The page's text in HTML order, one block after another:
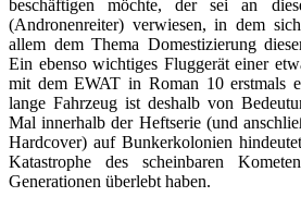
beschäftigen möchte, der sei an
(Andronenreiter) verwiesen, in dem
allem dem Thema Domestizierung
Ein ebenso wichtiges Fluggerät einer
mit dem EWAT in Roman 10 erstmals
lange Fahrzeug ist deshalb von
Mal innerhalb der Heftserie (und
Hardcover) auf Bunkerkolonien
Katastrophe des scheinbaren
Generationen überlebt haben.